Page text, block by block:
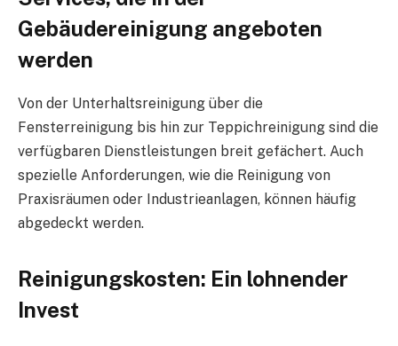
Gebäudereinigung angeboten
werden
Von der Unterhaltsreinigung über die
Fensterreinigung bis hin zur Teppichreinigung sind die
verfügbaren Dienstleistungen breit gefächert. Auch
spezielle Anforderungen, wie die Reinigung von
Praxisräumen oder Industrieanlagen, können häufig
abgedeckt werden.
Reinigungskosten: Ein lohnender
Invest